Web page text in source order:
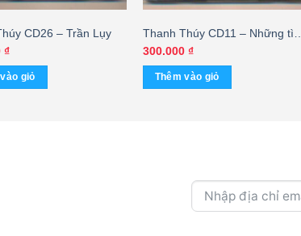
CD26 – Trần Lụy
₫
giỏ
Thanh Thúy CD11 – Những tình
khúc Hoàng Thi Thơ
300.000 ₫
Thêm vào giỏ